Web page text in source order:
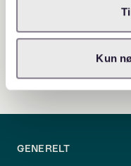
Kun
GENERELT